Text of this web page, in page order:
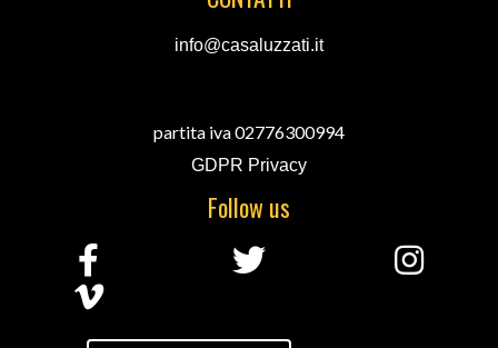
info@casaluzzati.it
partita iva 02776300994
GDPR Privacy
Follow us